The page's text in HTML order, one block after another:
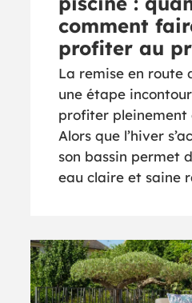
comment
profiter au
La remise en route
une étape
profiter pleinement
Alors que l’hiver
son bassin permet
eau claire et saine